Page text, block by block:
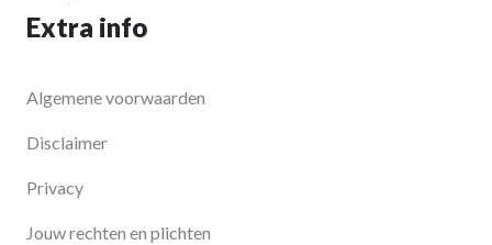
Extra info
Algemene voorwaarden
Disclaimer
Privacy
Jouw rechten en plichten